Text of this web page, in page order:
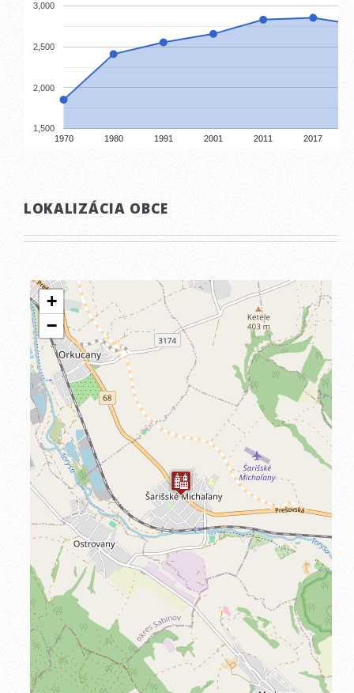
1970 1980 1991 2001 2011 2017
1,500
2,000
2,500
3,000
LOKALIZÁCIA OBCE